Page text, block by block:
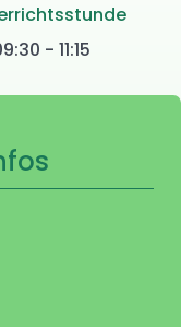
- 11:15